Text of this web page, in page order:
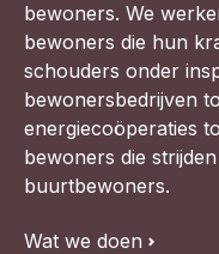
bewoners. We
bewoners die hun
schouders onder
bewonersbedrijven
energiecoöperaties
bewoners die
buurtbewoners.
Wat we doen